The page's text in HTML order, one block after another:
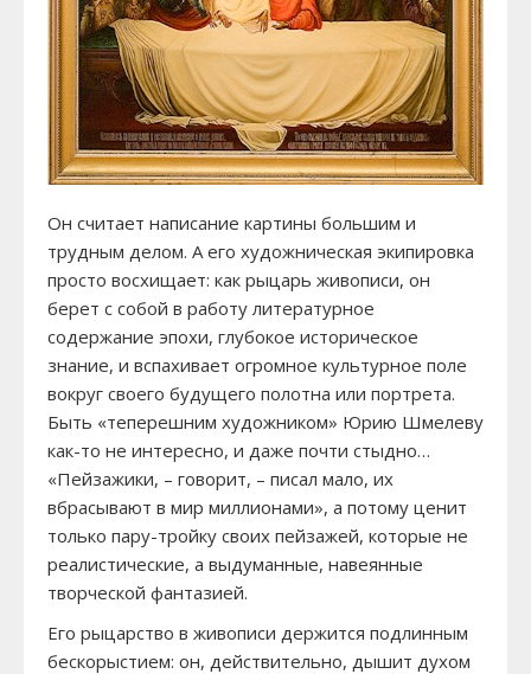
Он считает написание картины большим и
трудным делом. А его художническая экипировка
просто восхищает: как рыцарь живописи, он
берет с собой в работу литературное
содержание эпохи, глубокое историческое
знание, и вспахивает огромное культурное поле
вокруг своего будущего полотна или портрета.
Быть «теперешним художником» Юрию Шмелеву
как-то не интересно, и даже почти стыдно…
«Пейзажики, – говорит, – писал мало, их
вбрасывают в мир миллионами», а потому ценит
только пару-тройку своих пейзажей, которые не
реалистические, а выдуманные, навеянные
творческой фантазией.
Его рыцарство в живописи держится подлинным
бескорыстием: он, действительно, дышит духом